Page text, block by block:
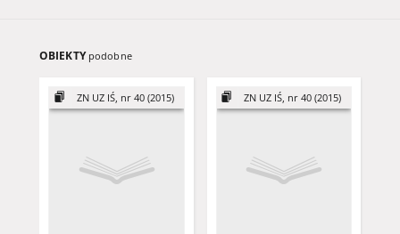
OBIEKTY podobne
ZN UZ IŚ, nr 40 (2015) ZN UZ IŚ, nr 40 (2015)